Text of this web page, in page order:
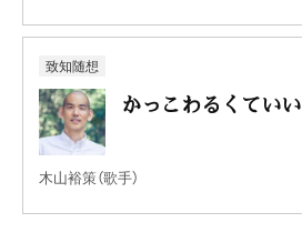
致知随想
かっこわるくていい
木山裕策（歌手）